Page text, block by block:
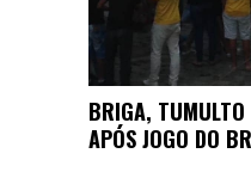
BRIGA, TUMULTO
APÓS JOGO DO